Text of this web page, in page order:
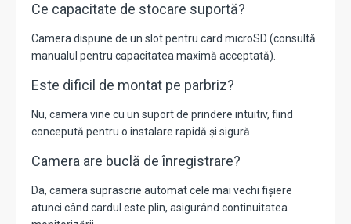
Ce capacitate de stocare suportă?
Camera dispune de un slot pentru card microSD (consultă
manualul pentru capacitatea maximă acceptată).
Este dificil de montat pe parbriz?
Nu, camera vine cu un suport de prindere intuitiv, fiind
concepută pentru o instalare rapidă și sigură.
Camera are buclă de înregistrare?
Da, camera suprascrie automat cele mai vechi fișiere
atunci când cardul este plin, asigurând continuitatea